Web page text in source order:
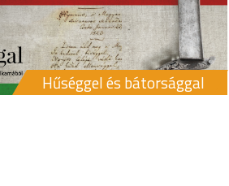
Hűséggel és bátorsággal